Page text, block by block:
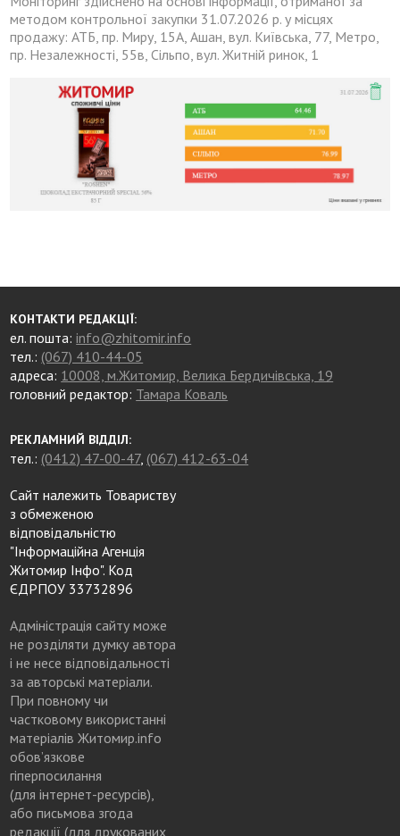
методом контрольної закупки 31.07.2026 р. у місцях
продажу: АТБ, пр. Миру, 15А, Ашан, вул. Київська, 77, Метро,
пр. Незалежності, 55в, Сільпо, вул. Житній ринок, 1
КОНТАКТИ РЕДАКЦІЇ:
ел. пошта:info@zhitomir.info
тел.: (067) 410-44-05
адреса: 10008, м.Житомир, Велика Бердичівська, 19
головний редактор: Тамара Коваль
РЕКЛАМНИЙ ВІДДІЛ:
тел.: (0412) 47-00-47, (067) 412-63-04
Сайт належить Товариству
з обмеженою
відповідальністю
"Інформаційна Агенція
Житомир Інфо". Код
ЄДРПОУ 33732896
Адміністрація сайту може
не розділяти думку автора
і не несе відповідальності
за авторські матеріали.
При повному чи
частковому використанні
матеріалів Житомир.info
обов’язкове
гіперпосилання
(для інтернет-ресурсів),
або письмова згода
редакції (для друкованих